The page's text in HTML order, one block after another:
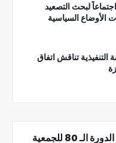
اجتماعاً لبحث التصعيد
الأوضاع السياسية
التنفيذية تناقش اتفاق
خطاب الرئيس محمود عباس امام الدورة الـ 80 للجمعية